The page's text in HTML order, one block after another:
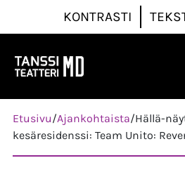
KONTRASTI
Päävalikko
Etusivu/Ajankohtaista/Hällä-
kesäresidenssi: Team Unito: